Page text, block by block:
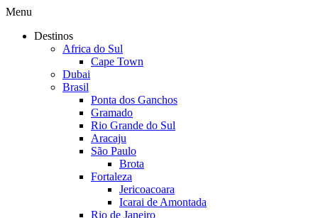
Menu
Destinos
Africa do Sul
Cape Town
Dubai
Brasil
Ponta dos Ganchos
Gramado
Rio Grande do Sul
Aracaju
São Paulo
Brota
Fortaleza
Jericoacoara
Icarai de Amontada
Rio de Janeiro